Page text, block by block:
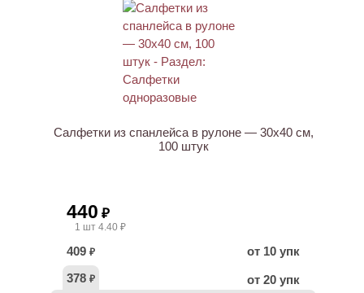
Салфетки из спанлейса в рулоне — 30х40 см,
100 штук
440 ₽
1 шт 4.40 ₽
409 ₽
от 10 упк
378 ₽ от 20 упк